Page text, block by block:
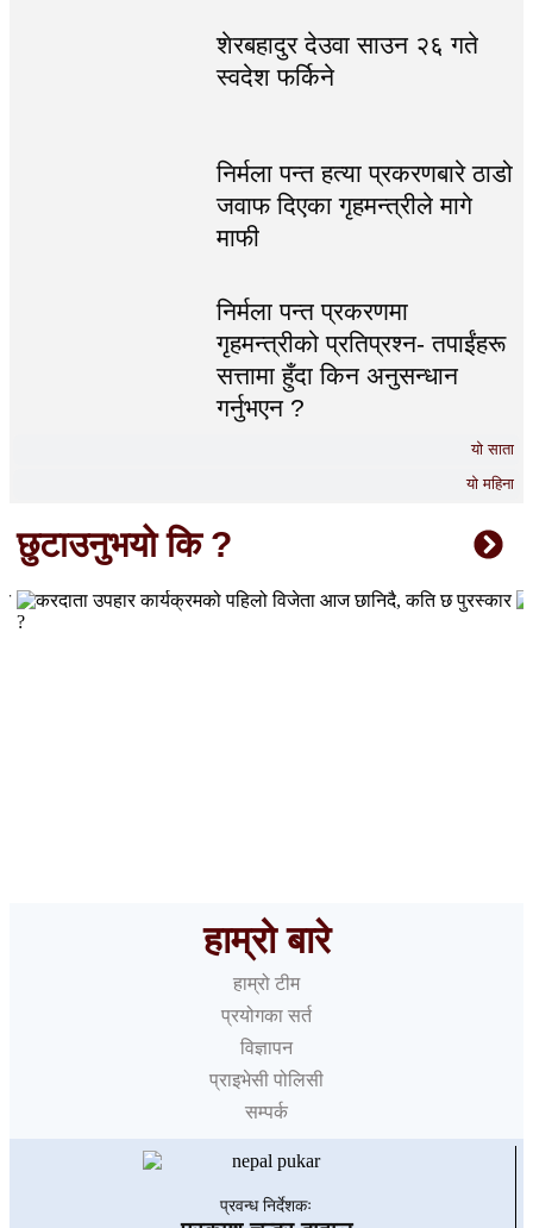
यो साता
यो महिना
शेरबहादुर देउवा साउन २६ गते
स्वदेश फर्किने
निर्मला पन्त हत्या प्रकरणबारे ठाडो
जवाफ दिएका गृहमन्त्रीले मागे
माफी
निर्मला पन्त प्रकरणमा
गृहमन्त्रीको प्रतिप्रश्न- तपाईंहरू
सत्तामा हुँदा किन अनुसन्धान
गर्नुभएन ?
छुटाउनुभयो कि ?
हाम्रो बारे
हाम्रो टीम
प्रयोगका सर्त
विज्ञापन
प्राइभेसी पोलिसी
सम्पर्क
प्रवन्ध निर्देशकः